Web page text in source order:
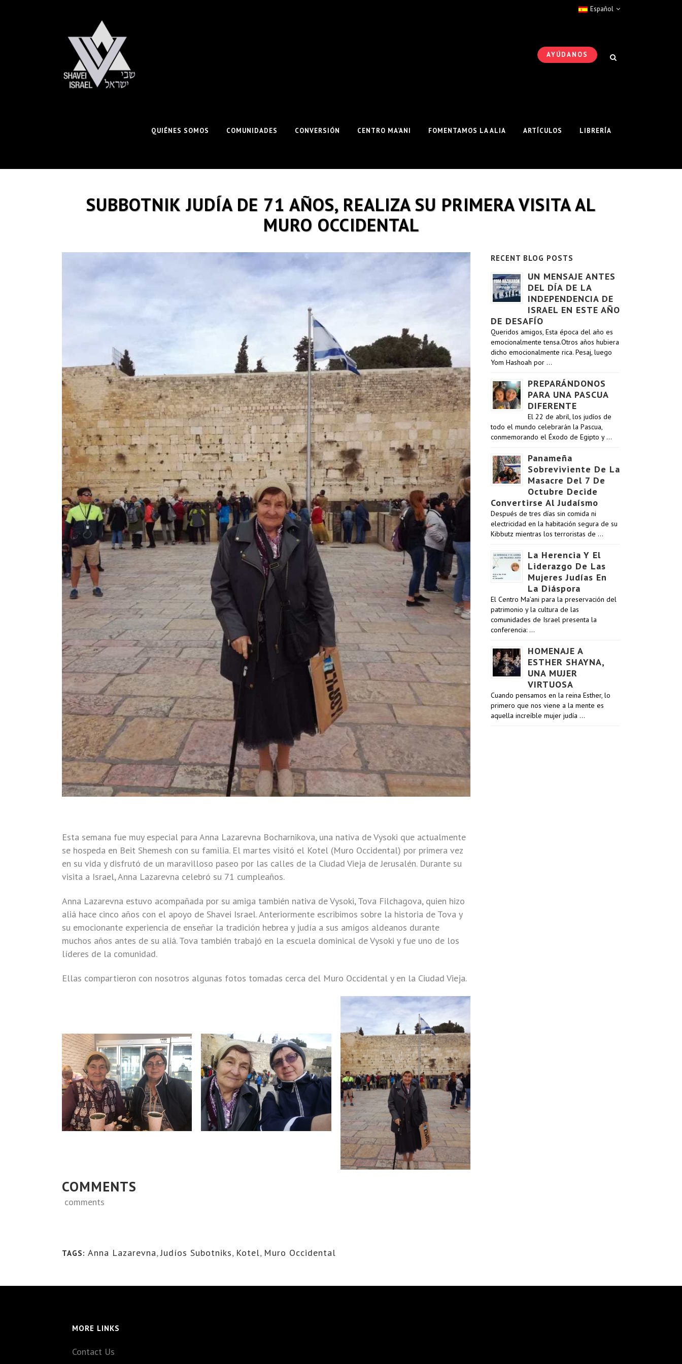
Español
AYÚDANOS
QUIÉNES SOMOS COMUNIDADES CONVERSIÓN CENTRO MA’ANI FOMENTAMOS LA ALIA ARTÍCULOS LIBRERÍA
SUBBOTNIK JUDÍA DE 71 AÑOS, REALIZA SU PRIMERA VISITA AL
MURO OCCIDENTAL
Esta semana fue muy especial para Anna Lazarevna Bocharnikova, una nativa de Vysoki que actualmente
se hospeda en Beit Shemesh con su familia. El martes visitó el Kotel (Muro Occidental) por primera vez
en su vida y disfrutó de un maravilloso paseo por las calles de la Ciudad Vieja de Jerusalén. Durante su
visita a Israel, Anna Lazarevna celebró su 71 cumpleaños.
Anna Lazarevna estuvo acompañada por su amiga también nativa de Vysoki, Tova Filchagova, quien hizo
aliá hace cinco años con el apoyo de Shavei Israel. Anteriormente escribimos sobre la historia de Tova y
su emocionante experiencia de enseñar la tradición hebrea y judía a sus amigos aldeanos durante
muchos años antes de su aliá. Tova también trabajó en la escuela dominical de Vysoki y fue uno de los
líderes de la comunidad.
Ellas compartieron con nosotros algunas fotos tomadas cerca del Muro Occidental y en la Ciudad Vieja.
COMMENTS
comments
TAGS: Anna Lazarevna,Judíos Subotniks, Kotel, Muro Occidental
RECENT BLOG POSTS
UN MENSAJE ANTES
DEL DÍA DE LA
INDEPENDENCIA DE
ISRAEL EN ESTE AÑO
DE DESAFÍO
Queridos amigos, Esta época del año es
emocionalmente tensa.Otros años hubiera
dicho emocionalmente rica. Pesaj, luego
Yom Hashoah por …
PREPARÁNDONOS
PARA UNA PASCUA
DIFERENTE
El 22 de abril, los judíos de
todo el mundo celebrarán la Pascua,
conmemorando el Éxodo de Egipto y …
Panameña
Sobreviviente De La
Masacre Del 7 De
Octubre Decide
Convertirse Al Judaísmo
Después de tres días sin comida ni
electricidad en la habitación segura de su
Kibbutz mientras los terroristas de …
La Herencia Y El
Liderazgo De Las
Mujeres Judías En
La Diáspora
El Centro Ma’ani para la preservación del
patrimonio y la cultura de las
comunidades de Israel presenta la
conferencia: …
HOMENAJE A
ESTHER SHAYNA,
UNA MUJER
VIRTUOSA
Cuando pensamos en la reina Esther, lo
primero que nos viene a la mente es
aquella increíble mujer judía …
MORE LINKS
Contact Us